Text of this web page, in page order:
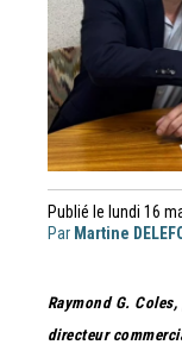
Publié le lundi 16
Par Martine
Raymond G.
directeur